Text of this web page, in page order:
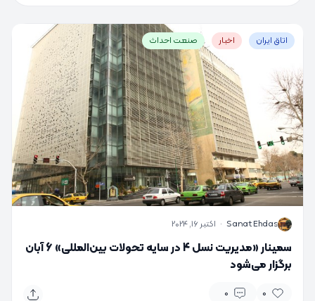
اتاق ایران اخبار صنعت احداث
S
Sanat Ehdas
· اکتبر 16, 2024
سمینار «مدیریت نسل 4 در سایه تحولات بین‌المللی» 6 آبان
برگزار می‌شود
0
0